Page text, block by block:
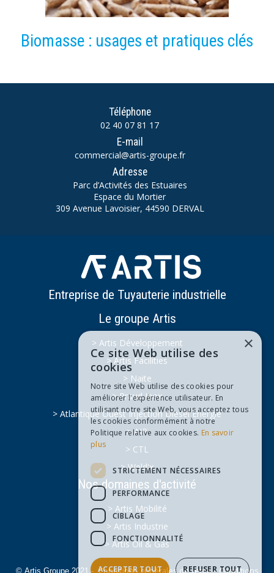
Biomasse : usages et pratiques clés
Téléphone
02 40 07 81 17
E-mail
commercial@artis-groupe.fr
Adresse
Parc d’Activités des Estuaires
Espace du Mortier
309 Avenue Lavoisier, 44590 DERVAL
Entreprise de Tuyauterie industrielle
Le groupe Artis
> Artis Développement
> Artis Facilities
> Naite
> Praud Inox
> Atlantique Ouest Injection Diesel Energie
> AIP
> CTL
> Weld'x
Nos domaines d'activité
> Artis Mobilité
> Artis Industrie
> Artis Oil & Gas
© Artis Groupe 2021 -Conditions générales de vente - Conditions
×
Ce site Web utilise des
cookies
Notre site Web utilise des cookies pour
améliorer l'expérience utilisateur. En
utilisant notre site Web, vous acceptez tous
les cookies conformément à notre
Politique relative aux cookies. En savoir
plus
STRICTEMENT NÉCESSAIRES
PERFORMANCE
CIBLAGE
FONCTIONNALITÉ
ACCEPTER TOUT REFUSER TOUT